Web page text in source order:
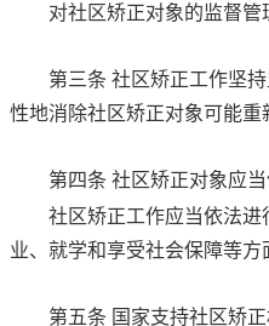
对社区矫正对象的监督
第三条 社区矫正工作坚
性地消除社区矫正对象可能
第四条 社区矫正对象应
社区矫正工作应当依法
业、就学和享受社会保障等方
第五条 国家支持社区矫